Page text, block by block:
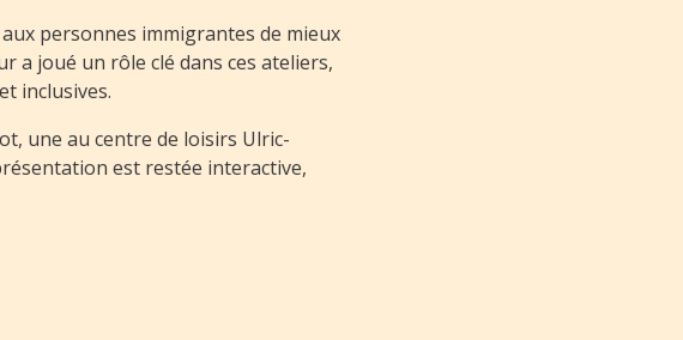
personnes immigrantes de mieux
a joué un rôle clé dans ces ateliers,
inclusives.
une au centre de loisirs Ulric-
est restée interactive,